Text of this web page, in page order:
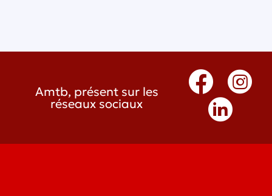
Amtb, présent sur les
réseaux sociaux